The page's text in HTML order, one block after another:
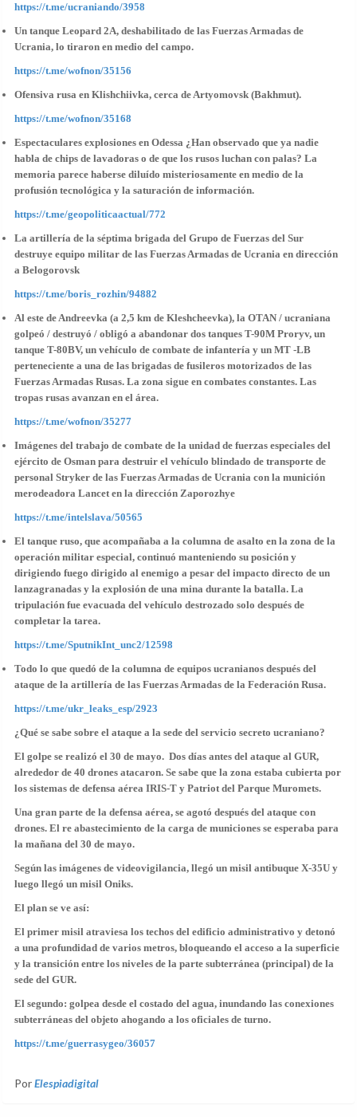
https://t.me/ucraniando/3958
Un tanque Leopard 2A, deshabilitado de las Fuerzas Armadas de
Ucrania, lo tiraron en medio del campo.
https://t.me/wofnon/35156
Ofensiva rusa en Klishchiivka, cerca de Artyomovsk (Bakhmut).
https://t.me/wofnon/35168
Espectaculares explosiones en Odessa ¿Han observado que ya nadie
habla de chips de lavadoras o de que los rusos luchan con palas? La
memoria parece haberse diluído misteriosamente en medio de la
profusión tecnológica y la saturación de información.
https://t.me/geopoliticaactual/772
La artillería de la séptima brigada del Grupo de Fuerzas del Sur
destruye equipo militar de las Fuerzas Armadas de Ucrania en dirección
a Belogorovsk
https://t.me/boris_rozhin/94882
Al este de Andreevka (a 2,5 km de Kleshcheevka), la OTAN / ucraniana
golpeó / destruyó / obligó a abandonar dos tanques T-90M Proryv, un
tanque T-80BV, un vehículo de combate de infantería y un MT -LB
perteneciente a una de las brigadas de fusileros motorizados de las
Fuerzas Armadas Rusas. La zona sigue en combates constantes. Las
tropas rusas avanzan en el área.
https://t.me/wofnon/35277
Imágenes del trabajo de combate de la unidad de fuerzas especiales del
ejército de Osman para destruir el vehículo blindado de transporte de
personal Stryker de las Fuerzas Armadas de Ucrania con la munición
merodeadora Lancet en la dirección Zaporozhye
https://t.me/intelslava/50565
El tanque ruso, que acompañaba a la columna de asalto en la zona de la
operación militar especial, continuó manteniendo su posición y
dirigiendo fuego dirigido al enemigo a pesar del impacto directo de un
lanzagranadas y la explosión de una mina durante la batalla. La
tripulación fue evacuada del vehículo destrozado solo después de
completar la tarea.
https://t.me/SputnikInt_unc2/12598
Todo lo que quedó de la columna de equipos ucranianos después del
ataque de la artillería de las Fuerzas Armadas de la Federación Rusa.
https://t.me/ukr_leaks_esp/2923
¿Qué se sabe sobre el ataque a la sede del servicio secreto ucraniano?
El golpe se realizó el 30 de mayo. Dos días antes del ataque al GUR,
alrededor de 40 drones atacaron. Se sabe que la zona estaba cubierta por
los sistemas de defensa aérea IRIS-T y Patriot del Parque Muromets.
Una gran parte de la defensa aérea, se agotó después del ataque con
drones. El re abastecimiento de la carga de municiones se esperaba para
la mañana del 30 de mayo.
Según las imágenes de videovigilancia, llegó un misil antibuque X-35U y
luego llegó un misil Oniks.
El plan se ve así:
El primer misil atraviesa los techos del edificio administrativo y detonó
a una profundidad de varios metros, bloqueando el acceso a la superficie
y la transición entre los niveles de la parte subterránea (principal) de la
sede del GUR.
El segundo: golpea desde el costado del agua, inundando las conexiones
subterráneas del objeto ahogando a los oficiales de turno.
https://t.me/guerrasygeo/36057
PorElespiadigital